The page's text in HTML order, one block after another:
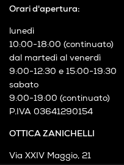
OTTICA ZANICHELLI
Via XXIV Maggio, 21
Orari d'apertura:
lunedì
10:00-18:00 (continuato)
dal martedì al venerdì
9:00-12:30 e 15:00-19:30
sabato
9:00-19:00 (continuato)
P.IVA 03641290154